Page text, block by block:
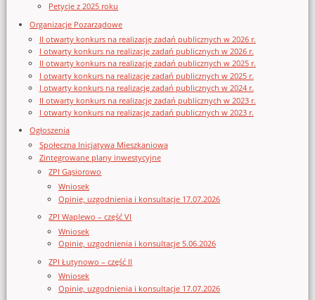
Petycje z 2025 roku
Organizacje Pozarządowe
II otwarty konkurs na realizację zadań publicznych w 2026 r.
I otwarty konkurs na realizację zadań publicznych w 2026 r.
II otwarty konkurs na realizację zadań publicznych w 2025 r.
I otwarty konkurs na realizację zadań publicznych w 2025 r.
I otwarty konkurs na realizację zadań publicznych w 2024 r.
II otwarty konkurs na realizację zadań publicznych w 2023 r.
I otwarty konkurs na realizację zadań publicznych w 2023 r.
Ogłoszenia
Społeczna Inicjatywa Mieszkaniowa
Zintegrowane plany inwestycyjne
ZPI Gąsiorowo
Wniosek
Opinie, uzgodnienia i konsultacje 17.07.2026
ZPI Waplewo – część VI
Wniosek
Opinie, uzgodnienia i konsultacje 5.06.2026
ZPI Łutynowo – część II
Wniosek
Opinie, uzgodnienia i konsultacje 17.07.2026